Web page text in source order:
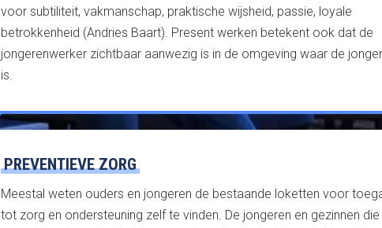
voor subtiliteit, vakmanschap, praktische wijsheid, passie, loyale
betrokkenheid (Andries Baart). Present werken betekent ook dat de
jongerenwerker zichtbaar aanwezig is in de omgeving waar de
is.
PREVENTIEVE ZORG
Meestal weten ouders en jongeren de bestaande loketten voor
tot zorg en ondersteuning zelf te vinden. De jongeren en gezinnen die